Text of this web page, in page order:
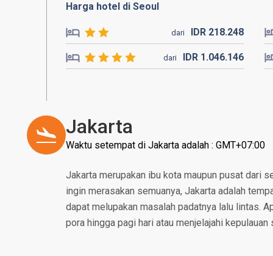
Harga hotel di Seoul
dari IDR 218.248
dari IDR 1.046.146
Jakarta
Waktu setempat di Jakarta adalah : GMT+07:00
Jakarta merupakan ibu kota maupun pusat dari
ingin merasakan semuanya, Jakarta adalah
dapat melupakan masalah padatnya lalu lintas.
pora hingga pagi hari atau menjelajahi